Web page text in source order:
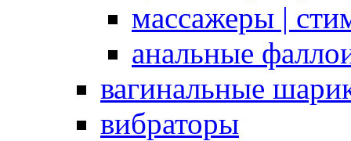
массажеры |
анальные
вагинальные
вибраторы